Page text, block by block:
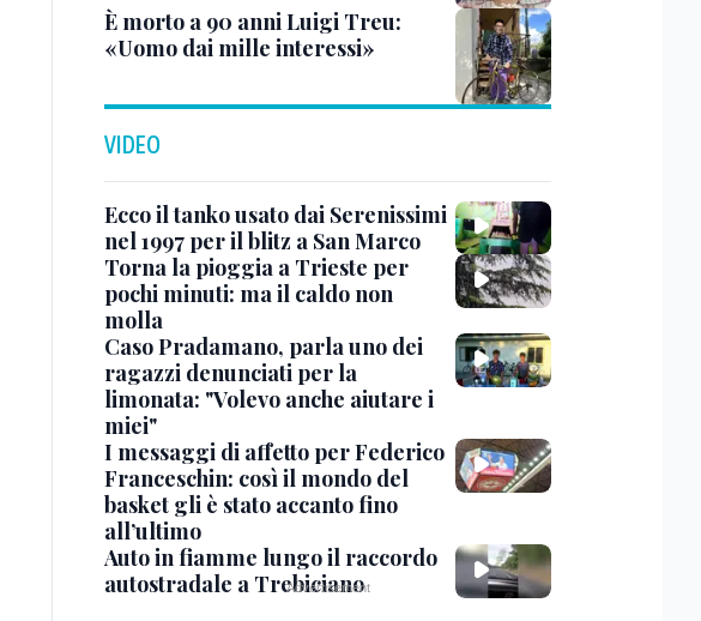
È morto a 90 anni Luigi Treu:
«Uomo dai mille interessi»
VIDEO
Ecco il tanko usato dai Serenissimi
nel 1997 per il blitz a San Marco
Torna la pioggia a Trieste per
pochi minuti: ma il caldo non
molla
Caso Pradamano, parla uno dei
ragazzi denunciati per la
limonata: "Volevo anche aiutare i
miei"
I messaggi di affetto per Federico
Franceschin: così il mondo del
basket gli è stato accanto fino
all’ultimo
Auto in fiamme lungo il raccordo
autostradale a Trebiciano